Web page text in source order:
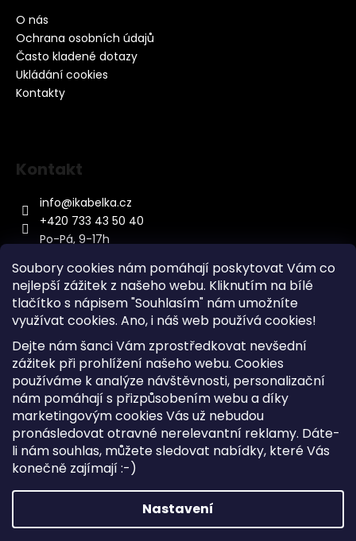
Soubory cookies nám pomáhají poskytovat Vám co
nejlepší zážitek z našeho webu. Kliknutím na bílé
tlačítko s nápisem "Souhlasím" nám umožníte
využívat cookies. Ano, i náš web používá cookies!
Dejte nám šanci Vám zprostředkovat nevšední
zážitek při prohlížení našeho webu. Cookies
používáme k analýze návštěvnosti, personalizační
nám pomáhají s přizpůsobením webu a díky
marketingovým cookies Vás už nebudou
pronásledovat otravné nerelevantní reklamy. Dáte-
li nám souhlas, můžete sledovat nabídky, které Vás
konečně zajímají :-)
Nastavení
O nás
Ochrana osobních údajů
Často kladené dotazy
Ukládání cookies
Kontakty
Kontakt
info@ikabelka.cz
+420 733 43 50 40
Po-Pá, 9-17h
Kontakt
Sitemap
Doprava a Platba
Reklamace Zboží
Obchodní podmínky
iKabelka.cz. Všechna práva vyhrazena.
Upravit nastavení cookies